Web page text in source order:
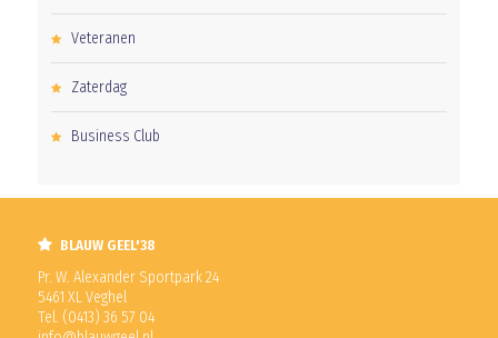
Veteranen
Zaterdag
Business Club
BLAUW GEEL'38
Pr. W. Alexander Sportpark 24
5461 XL Veghel
Tel. (0413) 36 57 04